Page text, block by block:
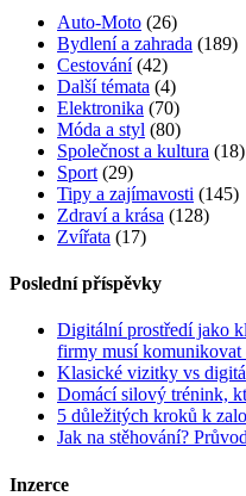
Auto-Moto (26)
Bydlení a zahrada (189)
Cestování(42)
Další témata (4)
Elektronika (70)
Móda a styl (80)
Společnost a kultura (18)
Sport (29)
Tipy a zajímavosti (145)
Zdraví a krása (128)
Zvířata (17)
Poslední příspěvky
Digitální prostředí jako
firmy musí komunikovat
Klasické vizitky vs
Domácí silový trénink,
5 důležitých kroků k
Jak na stěhování?
Inzerce